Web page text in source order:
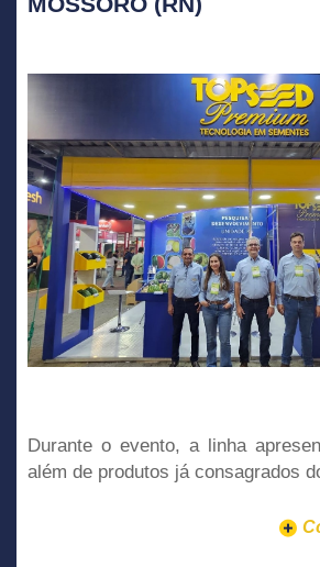
Durante o evento, a linha
além de produtos já consagrados